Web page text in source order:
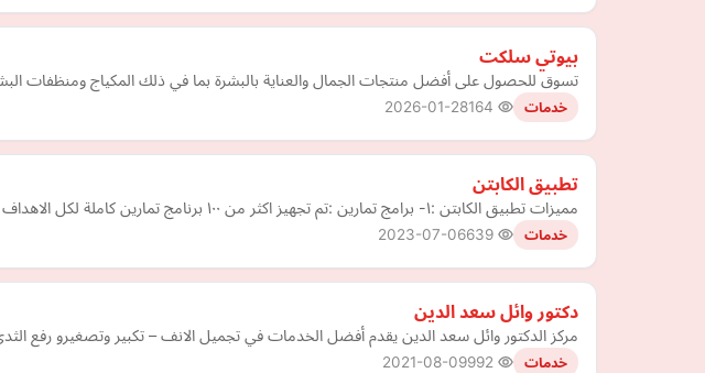
بيوتي سلكت
تسوق للحصول على أفضل منتجات الجمال والعناية بالبشرة بما في ذلك المكياج ومنظفات
خدمات 2026-01-28
تطبيق الكابتن
مميزات تطبيق الكابتن :١- برامج تمارين :تم تجهيز اكثر من ١٠٠ برنامج تمارين كاملة لكل الاهداف و المستويات . ٢- المقالات : مقالات متنوعة لشرح لعبة كمال اجسام و تناول مواضيع الصحة الع…
خدمات 2023-07-06
دكتور وائل سعد الدين
مركز الدكتور وائل سعد الدين يقدم أفضل الخدمات في تجميل الانف – تكبير وتصغيرو رفع
خدمات 2021-08-09